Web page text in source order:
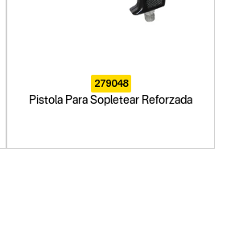
279048
Pistola Para Sopletear Reforzada